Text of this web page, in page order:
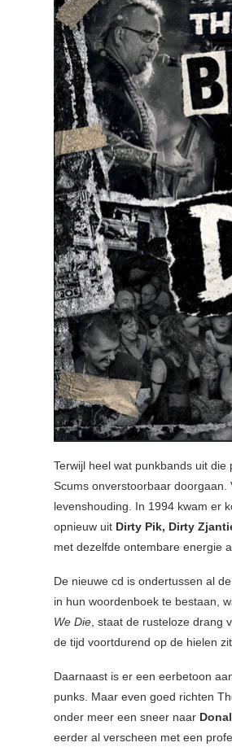
Terwijl heel wat punkbands uit
Scums onverstoorbaar
levenshouding. In 1994 kwam er
opnieuw uit Dirty Pik, Dirty
met dezelfde ontembare energie
De nieuwe cd is ondertussen al
in hun woordenboek te bestaan,
We Die, staat de rusteloze drang
de tijd voortdurend op de hielen
Daarnaast is er een eerbetoon
punks. Maar even goed richten
onder meer een sneer naar
eerder al verscheen met een